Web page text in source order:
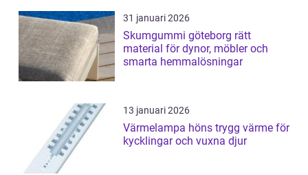
31 januari 2026
Skumgummi göteborg rätt
material för dynor, möbler och
smarta hemmalösningar
13 januari 2026
Värmelampa höns trygg värme för
kycklingar och vuxna djur